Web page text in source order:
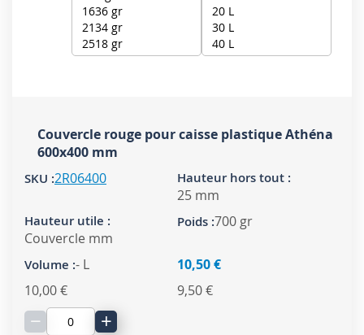
Couvercle rouge pour caisse plastique Athéna
600x400 mm
2R06400
25 mm
Couvercle mm
700 gr
- L
10,50 €
10,00 €
9,50 €
− +